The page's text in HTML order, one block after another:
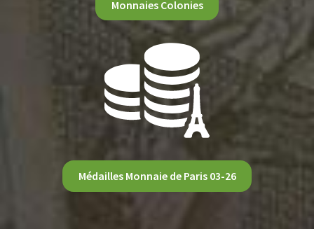
Monnaies Colonies
Médailles Monnaie de Paris 03-26